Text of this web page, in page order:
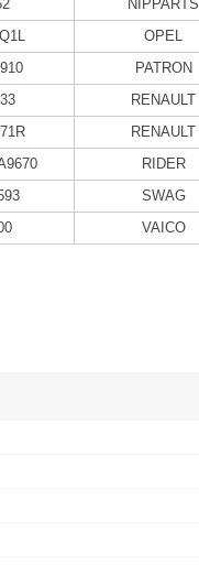
NIPPARTS
OPEL
PATRON
RENAULT
RENAULT
RIDER
SWAG
VAICO